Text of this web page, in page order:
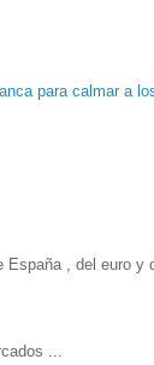
para calmar a
, del euro y
...